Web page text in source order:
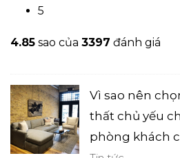
5
4.85 sao của 3397 đánh giá
Vì sao nên
thất chủ yếu
phòng khách